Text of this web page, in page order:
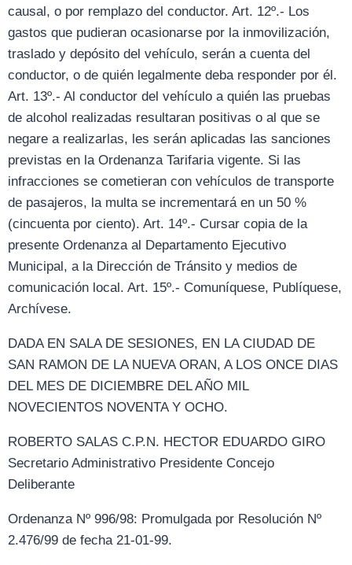
causal, o por remplazo del conductor. Art. 12º.- Los
gastos que pudieran ocasionarse por la inmovilización,
traslado y depósito del vehículo, serán a cuenta del
conductor, o de quién legalmente deba responder por él.
Art. 13º.- Al conductor del vehículo a quién las pruebas
de alcohol realizadas resultaran positivas o al que se
negare a realizarlas, les serán aplicadas las sanciones
previstas en la Ordenanza Tarifaria vigente. Si las
infracciones se cometieran con vehículos de transporte
de pasajeros, la multa se incrementará en un 50 %
(cincuenta por ciento). Art. 14º.- Cursar copia de la
presente Ordenanza al Departamento Ejecutivo
Municipal, a la Dirección de Tránsito y medios de
comunicación local. Art. 15º.- Comuníquese, Publíquese,
Archívese.
DADA EN SALA DE SESIONES, EN LA CIUDAD DE
SAN RAMON DE LA NUEVA ORAN, A LOS ONCE DIAS
DEL MES DE DICIEMBRE DEL AÑO MIL
NOVECIENTOS NOVENTA Y OCHO.
ROBERTO SALAS C.P.N. HECTOR EDUARDO GIRO
Secretario Administrativo Presidente Concejo
Deliberante
Ordenanza Nº 996/98: Promulgada por Resolución Nº
2.476/99 de fecha 21-01-99.